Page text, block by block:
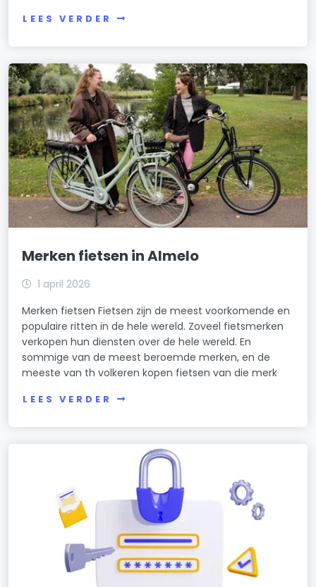
LEES VERDER
Merken fietsen in Almelo
1 april 2026
Merken fietsen Fietsen zijn de meest voorkomende en
populaire ritten in de hele wereld. Zoveel fietsmerken
verkopen hun diensten over de hele wereld. En
sommige van de meest beroemde merken, en de
meeste van th volkeren kopen fietsen van die merk
LEES VERDER